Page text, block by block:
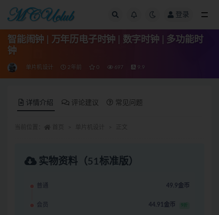
登录
智能闹钟 | 万年历电子时钟 | 数字时钟 | 多功能时
钟
单片机设计 2年前 0 697 9.9
详情介绍 评论建议 常见问题
实物资料（51标准版）
普通 49.9金币
会员 44.91金币 9折